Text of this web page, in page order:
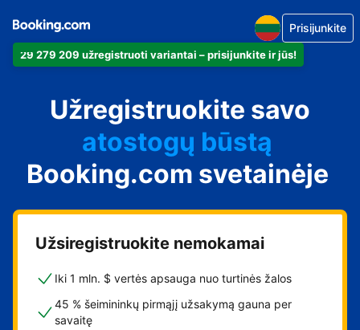
29 279 209 užregistruoti variantai – prisijunkite ir jūs!
Prisijunkite
Užregistruokite savo
apartamentus
viešbutį
atostogų būstą
svečių namus
nakvynės su pusryčiais
namus
Booking.com svetainėje
Užsiregistruokite nemokamai
Iki 1 mln. $ vertės apsauga nuo turtinės žalos
45 % šeimininkų pirmąjį užsakymą gauna per
savaitę